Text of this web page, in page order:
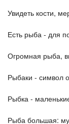
Увидеть кости,
Есть рыба - для
Огромная рыба,
Рыбаки - символ
Рыбка -
Рыба большая: